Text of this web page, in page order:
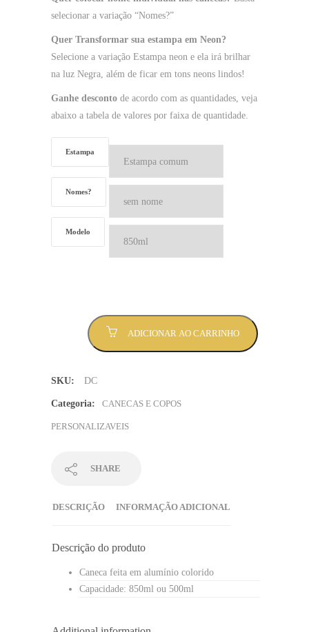
selecionar a variação “Nomes?”
Quer Transformar sua estampa em Neon?
Selecione a variação Estampa neon e ela irá brilhar
na luz Negra, além de ficar em tons neons lindos!
Ganhe desconto de acordo com as quantidades, veja
abaixo a tabela de valores por faixa de quantidade.
Estampa
Nomes?
Modelo
ADICIONAR AO CARRINHO
SKU: DC
Categoria: CANECAS E COPOS
PERSONALIZAVEIS
SHARE
DESCRIÇÃO INFORMAÇÃO ADICIONAL
Descrição do produto
Caneca feita em alumínio colorido
Capacidade: 850ml ou 500ml